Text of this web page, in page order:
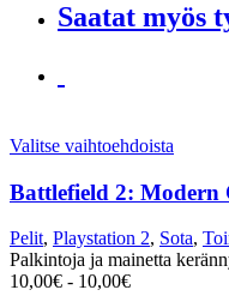
Saatat myös
Valitse vaihtoehdoista
Battlefield 2: Modern
Pelit, Playstation 2, Sota,
Palkintoja ja mainetta
10,00€ - 10,00€